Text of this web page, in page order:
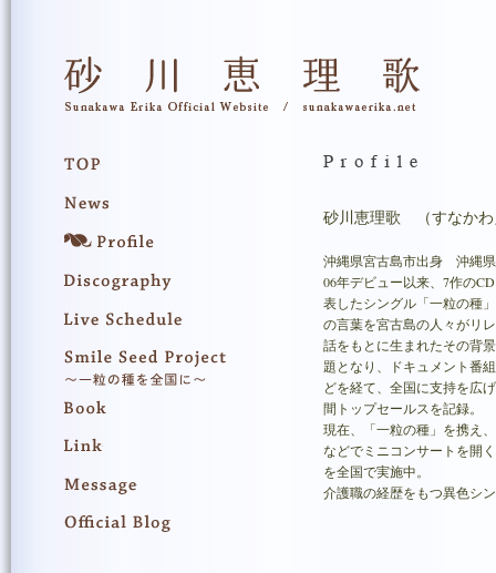
砂川恵理歌 （すなかわ
沖縄県宮古島市出身 沖縄
06年デビュー以来、7作の
表したシングル「一粒の種
の言葉を宮古島の人々がリ
話をもとに生まれたその背
題となり、ドキュメント番
どを経て、全国に支持を広
間トップセールスを記録。
現在、「一粒の種」を携え
などでミニコンサートを開
を全国で実施中。
介護職の経歴をもつ異色シ